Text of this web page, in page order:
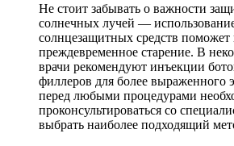
Не стоит забывать о важности
солнечных лучей —
солнцезащитных средств поможет
преждевременное старение. В
врачи рекомендуют инъекции
филлеров для более выраженного
перед любыми процедурами
проконсультироваться со
выбрать наиболее подходящий